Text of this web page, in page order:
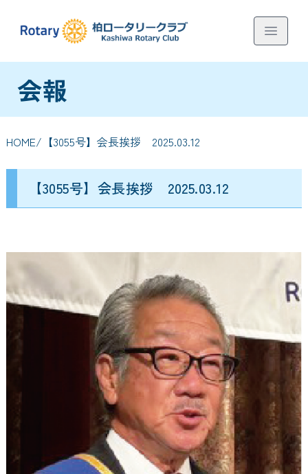
会報
HOME/【3055号】会長挨拶 2025.03.12
【3055号】会長挨拶 2025.03.12